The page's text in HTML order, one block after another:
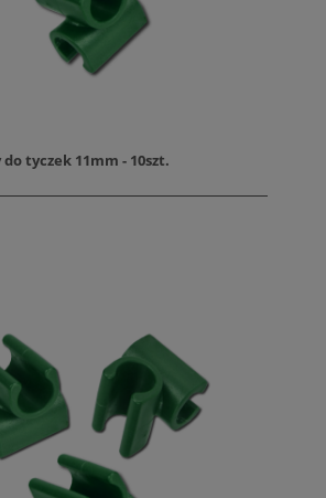
tyczek 11mm - 10szt.